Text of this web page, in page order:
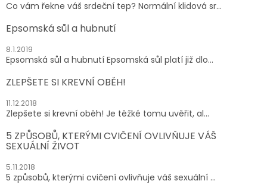
Co vám řekne váš srdeční tep? Normální klidová sr...
Epsomská sůl a hubnutí
8.1.2019
Epsomská sůl a hubnutí Epsomská sůl platí již dlo...
ZLEPŠETE SI KREVNÍ OBĚH!
11.12.2018
Zlepšete si krevní oběh! Je těžké tomu uvěřit, al...
5 ZPŮSOBŮ, KTERÝMI CVIČENÍ OVLIVŇUJE VÁŠ
SEXUÁLNÍ ŽIVOT
5.11.2018
5 způsobů, kterými cvičení ovlivňuje váš sexuální ...